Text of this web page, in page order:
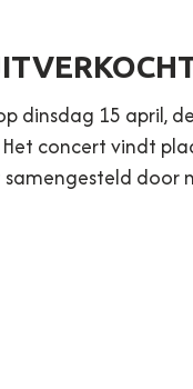
dinsdag 15 april,
concert vindt
samengesteld